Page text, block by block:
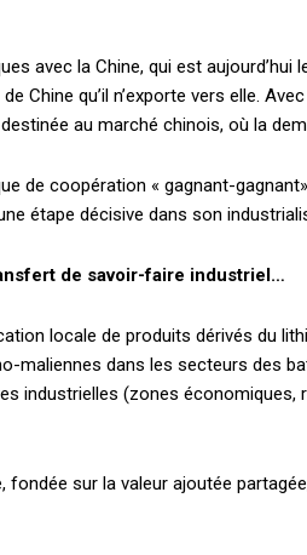
avec la Chine, qui est
qu’il n’exporte vers elle.
au marché chinois, où la
coopération « gagnant-
étape décisive dans son
de savoir-faire industriel…
locale de produits dérivés du
dans les secteurs des
industrielles (zones
sur la valeur ajoutée